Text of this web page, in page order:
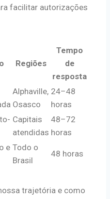
facilitar autorizações
Regiões
Tempo
de
resposta
Alphaville,
Osasco
24–48
horas
Capitais
atendidas
48–72
horas
e Todo o
Brasil
48 horas
trajetória e como